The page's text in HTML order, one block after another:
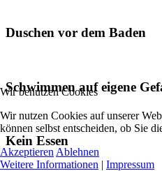
Duschen vor dem Baden
Schwimmen auf eigene
Kein Essen
Wir benutzen Cookies
Wir nutzen Cookies auf unserer
können selbst entscheiden, ob Sie
Akzeptieren Ablehnen
Weitere Informationen | Impressum